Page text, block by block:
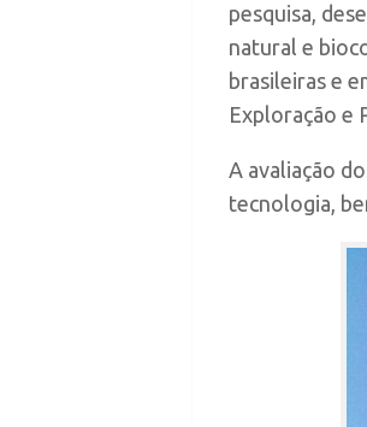
pesquisa,
natural e
brasileiras e
Exploração e
A avaliação
tecnologia,